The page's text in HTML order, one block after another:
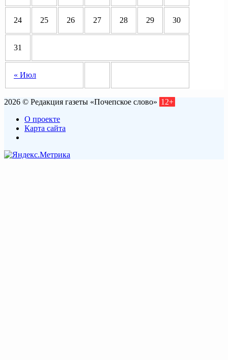
« Июл
24 25 26 27 28 29 30
31
2026 © Редакция газеты «Почепское слово» 12+
О проекте
Карта сайта